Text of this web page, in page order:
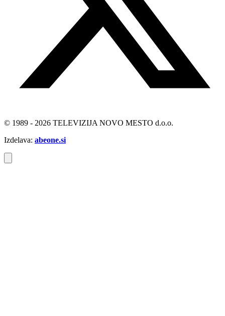
© 1989 - 2026 TELEVIZIJA NOVO MESTO d.o.o.
Izdelava: abeone.si